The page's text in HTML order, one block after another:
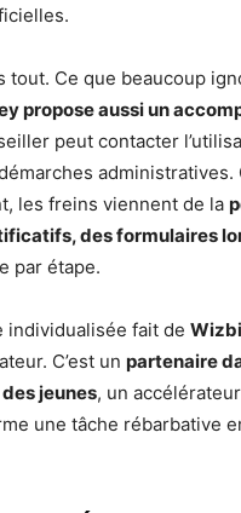
tout. Ce que beaucoup
propose aussi un
peut contacter
administratives.
les freins viennent de la
des formulaires
par étape.
individualisée fait de
C’est un partenaire
jeunes, un
une tâche rébarbative